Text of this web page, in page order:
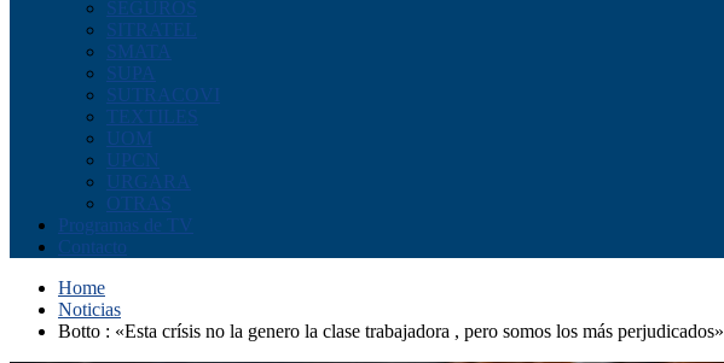
SEGUROS
SITRATEL
SMATA
SUPA
SUTRACOVI
TEXTILES
UOM
UPCN
URGARA
OTRAS
Programas de TV
Contacto
Home
Noticias
Botto : «Esta crísis no la genero la clase trabajadora , pero somos los más perjudicados»